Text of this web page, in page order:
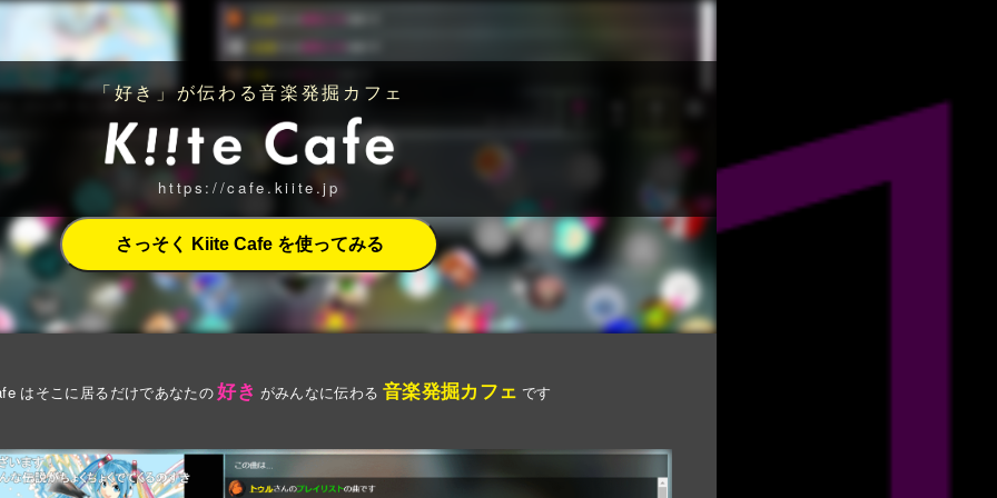
「好き」が伝わる音楽発掘カフェ
https://cafe.kiite.jp
はそこに居るだけであなたの好き がみんなに伝わる 音楽発掘カフェ です